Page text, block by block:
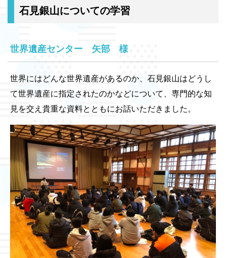
石見銀山についての学習
世界遺産センター 矢部 様
世界にはどんな世界遺産があるのか、石見銀山はどうし
て世界遺産に指定されたのかなどについて、専門的な知
見を交え貴重な資料とともにお話いただきました。